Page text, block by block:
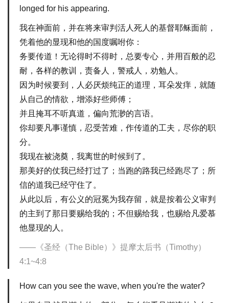
longed for his appearing.
我在神面前，并在将来审判活人死人的基督耶稣面前，
凭着他的显现和他的国度嘱咐你：
务要传道！无论得时不得时，总要专心，并用百般的忍
耐，各样的教训，责备人，警戒人，劝勉人。
因为时候要到，人必厌烦纯正的道理，耳朵发痒，就随
从自己的情欲，增添好些师傅；
并且掩耳不听真道，偏向荒渺的言语。
你却要凡事谨慎，忍受苦难，作传道的工夫，尽你的职
分。
我现在被浇奠，我离世的时候到了。
那美好的仗我已经打过了；当跑的路我已经跑尽了；所
信的道我已经守住了。
从此以后，有公义的冠冕为我存留，就是按着公义审判
的主到了那日要赐给我的；不但赐给我，也赐给凡爱慕
他显现的人。
《圣经（The Bible）》提摩太后书（Timothy）
4:1~4:8
How can you see the wave, when you're the water?